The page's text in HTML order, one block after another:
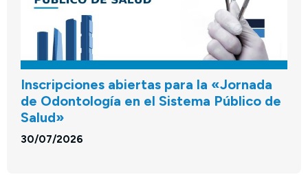
Inscripciones abiertas para la «Jornada
de Odontología en el Sistema Público de
Salud»
30/07/2026